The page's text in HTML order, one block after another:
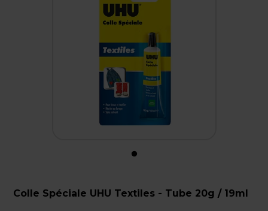
Colle Spéciale UHU Textiles - Tube 20g / 19ml